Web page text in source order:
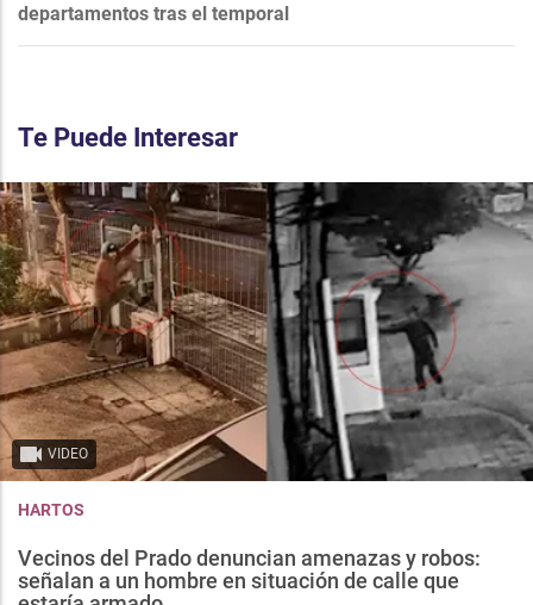
departamentos tras el temporal
Te Puede Interesar
VIDEO
HARTOS
Vecinos del Prado denuncian amenazas y robos:
señalan a un hombre en situación de calle que